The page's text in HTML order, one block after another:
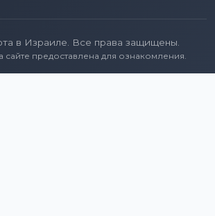
в Израиле. Все права защищены.
предоставлена для ознакомления.